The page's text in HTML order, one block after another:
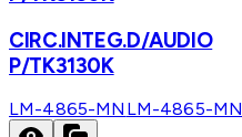
CIRC.INTEG.D/AUDIO
P/TK3130K
LM-4865-MN LM-4865-MN